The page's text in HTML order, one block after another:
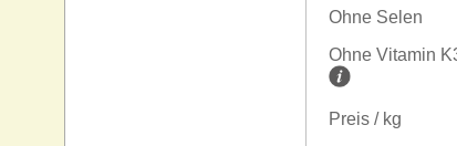
Ohne Selen
Ohne Vitamin
Preis / kg